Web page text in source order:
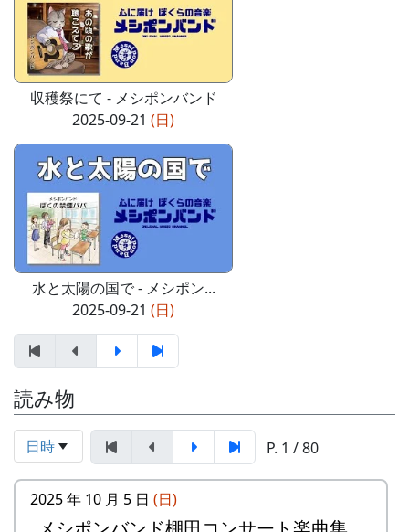
収穫祭にて - メシポンバンド
2025-09-21 (日)
水と太陽の国で - メシポン...
2025-09-21 (日)
読み物
日時 P. 1 / 80
2025 年 10 月 5 日 (日)